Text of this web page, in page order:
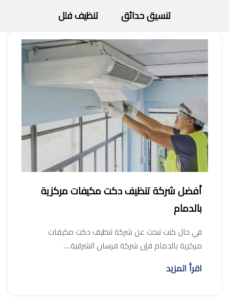
تنسيق حدائق تنظيف فلل
أفضل شركة تنظيف دكت مكيفات مركزية
بالدمام
في حال كنت تبحث عن شركة تنظيف دكت مكيفات
مركزية بالدمام فإن شركة فرسان الشرقية…
اقرأ المزيد